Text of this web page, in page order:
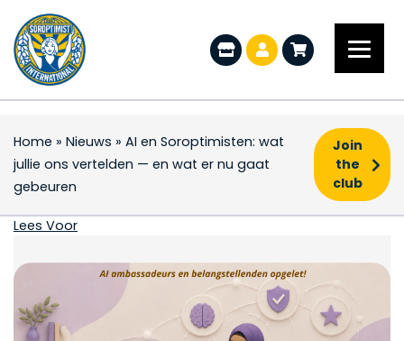
Home » Nieuws » AI en Soroptimisten: wat
jullie ons vertelden — en wat er nu gaat
gebeuren
Join
the
club
AI en Soroptimisten:
Lees Voor